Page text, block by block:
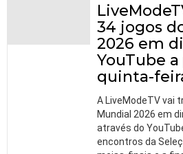
34 jogos
2026 em
YouTube
quinta-
A LiveModeTV vai
Mundial 2026 em
através do
encontros da